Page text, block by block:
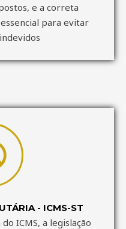
e a correta
para evitar
- ICMS-ST
ICMS, a legislação